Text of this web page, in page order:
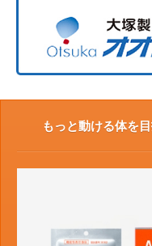
もっと動ける体を